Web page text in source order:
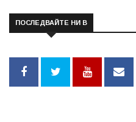
ПОСЛЕДВАЙТЕ НИ В